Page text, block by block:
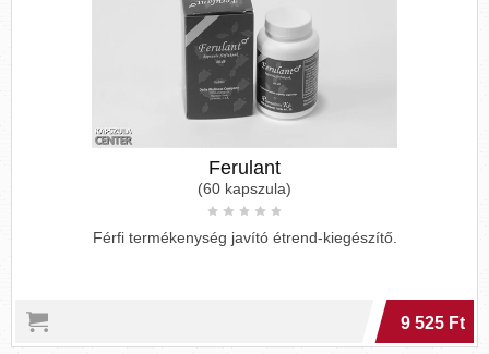
Ferulant
(60 kapszula)
Férfi termékenység javító étrend-kiegészítő.
9 525 Ft